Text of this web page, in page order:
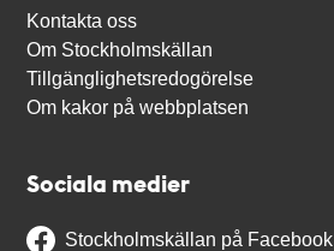
Kontakta oss
Om Stockholmskällan
Tillgänglighetsredogörelse
Om kakor på webbplatsen
Sociala medier
Stockholmskällan på Facebook